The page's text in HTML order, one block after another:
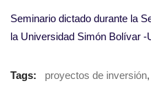
Seminario dictado durante la
la Universidad Simón Bolívar -
Tags: proyectos de inversión,